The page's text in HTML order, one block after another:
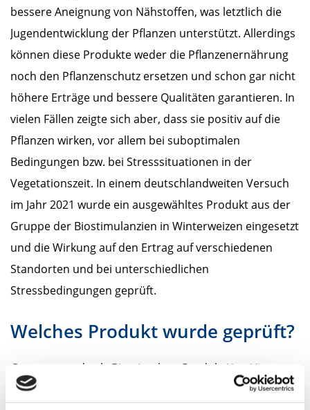
bessere Aneignung von Nähstoffen, was letztlich die
Jugendentwicklung der Pflanzen unterstützt. Allerdings
können diese Produkte weder die Pflanzenernährung
noch den Pflanzenschutz ersetzen und schon gar nicht
höhere Erträge und bessere Qualitäten garantieren. In
vielen Fällen zeigte sich aber, dass sie positiv auf die
Pflanzen wirken, vor allem bei suboptimalen
Bedingungen bzw. bei Stresssituationen in der
Vegetationszeit. In einem deutschlandweiten Versuch
im Jahr 2021 wurde ein ausgewähltes Produkt aus der
Gruppe der Biostimulanzien in Winterweizen eingesetzt
und die Wirkung auf den Ertrag auf verschiedenen
Standorten und bei unterschiedlichen
Stressbedingungen geprüft.
Welches Produkt wurde geprüft?
Getestet wurde als Biostimulanz-Produkt YaraVita
Biotrac
. Es enthält neben den Nährstoffen Stickstoff,